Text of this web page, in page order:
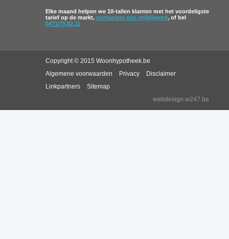
Elke maand helpen we 10-tallen klanten met het voordeligste
tarief op de markt, contacteer ons vrijblijvend, of bel
0471/79.82.11
Copyright © 2015 Woonhypotheek.be
Algemene voorwaarden
Privacy
Disclaimer
Linkpartners
Sitemap
webdesign w247.be